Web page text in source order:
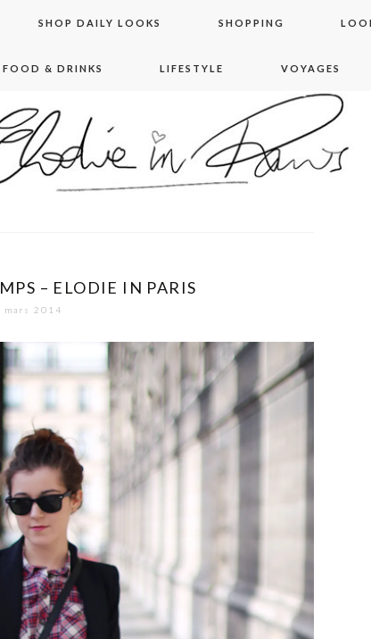
SHOP DAILY LOOKS SHOPPING
FOOD & DRINKS LIFESTYLE VOYAGES
paris
– ELODIE IN PARIS
mars 2014